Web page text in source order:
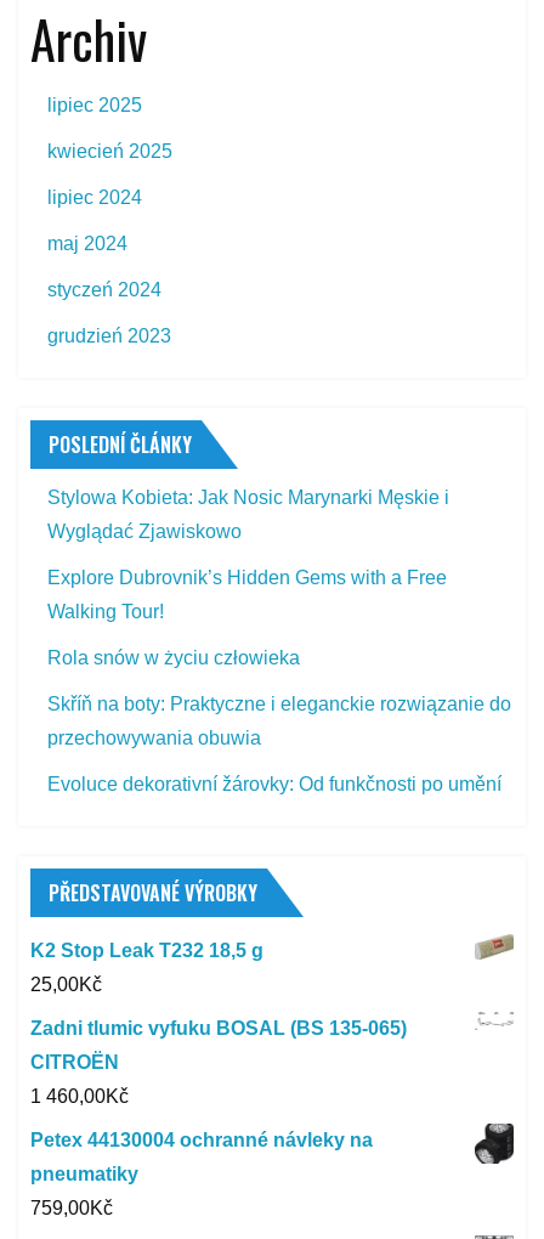
Archiv
lipiec 2025
kwiecień 2025
lipiec 2024
maj 2024
styczeń 2024
grudzień 2023
POSLEDNÍ ČLÁNKY
Stylowa Kobieta: Jak Nosic Marynarki Męskie i
Wyglądać Zjawiskowo
Explore Dubrovnik’s Hidden Gems with a Free
Walking Tour!
Rola snów w życiu człowieka
Skříň na boty: Praktyczne i eleganckie rozwiązanie do
przechowywania obuwia
Evoluce dekorativní žárovky: Od funkčnosti po umění
PŘEDSTAVOVANÉ VÝROBKY
K2 Stop Leak T232 18,5 g
25,00Kč
Zadni tlumic vyfuku BOSAL (BS 135-065)
CITROËN
1 460,00Kč
Petex 44130004 ochranné návleky na
pneumatiky
759,00Kč